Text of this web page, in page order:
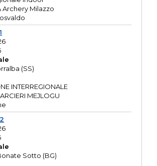
Archery Milazzo
(SS)
INTERREGIONALE
MEJLOGU
Sotto (BG)